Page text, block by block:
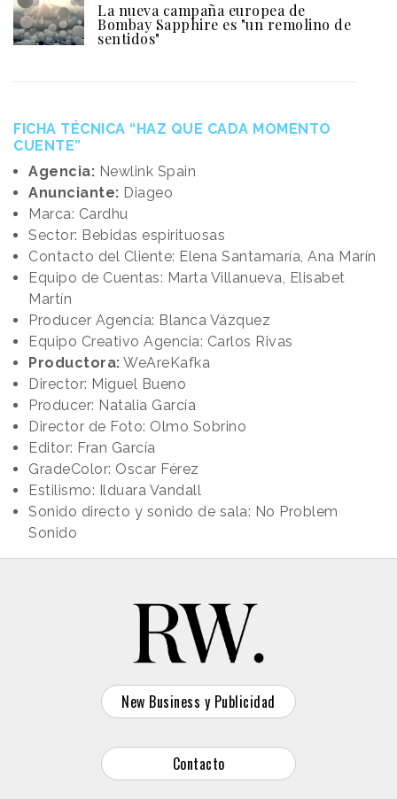
La nueva campaña europea de
Bombay Sapphire es "un remolino de
sentidos"
FICHA TÉCNICA “HAZ QUE CADA MOMENTO
CUENTE”
Agencia: Newlink Spain
Anunciante: Diageo
Marca: Cardhu
Sector: Bebidas espirituosas
Contacto del Cliente: Elena Santamaría, Ana Marín
Equipo de Cuentas: Marta Villanueva, Elisabet
Martín
Producer Agencia: Blanca Vázquez
Equipo Creativo Agencia: Carlos Rivas
Productora: WeAreKafka
Director: Miguel Bueno
Producer: Natalia García
Director de Foto: Olmo Sobrino
Editor: Fran García
GradeColor: Oscar Férez
Estilismo: Ilduara Vandall
Sonido directo y sonido de sala: No Problem
Sonido
New Business y Publicidad
Contacto